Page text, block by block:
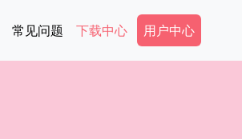
常见问题 下载中心 Secondary
用户中心